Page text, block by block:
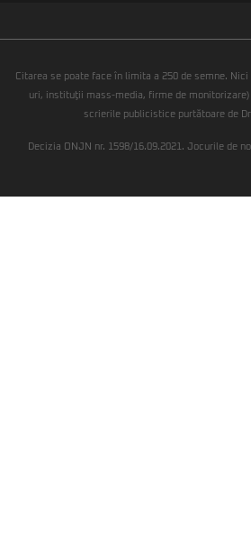
Citarea se poate face în limita a 250 de semne.
uri, instituţii mass-media, firme de monitorizare)
scrierile publicistice purtătoare de
Decizia ONJN nr. 1598/16.09.2021. Jocurile de